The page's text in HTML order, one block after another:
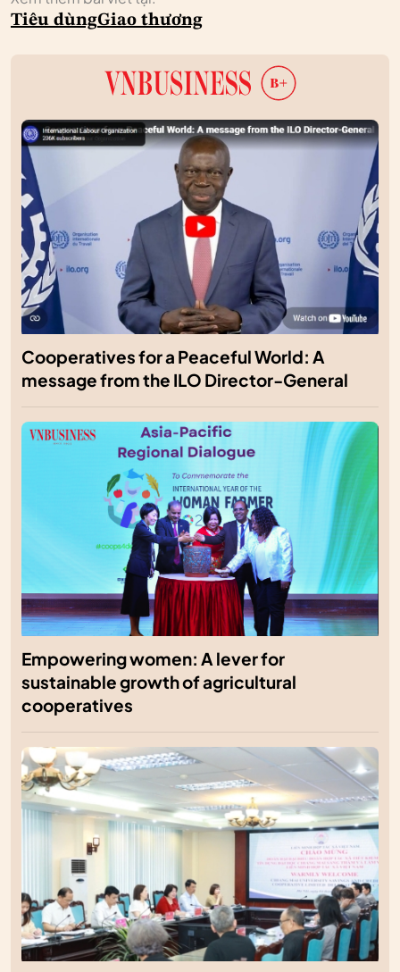
Tiêu dùngGiao thương
Cooperatives for a Peaceful World: A
message from the ILO Director-General
Empowering women: A lever for
sustainable growth of agricultural
cooperatives